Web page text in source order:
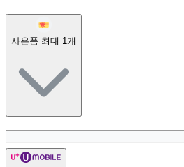
사은품 최대 1 개